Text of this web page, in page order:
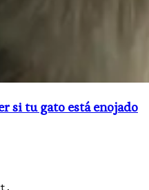
si tu gato está enojado